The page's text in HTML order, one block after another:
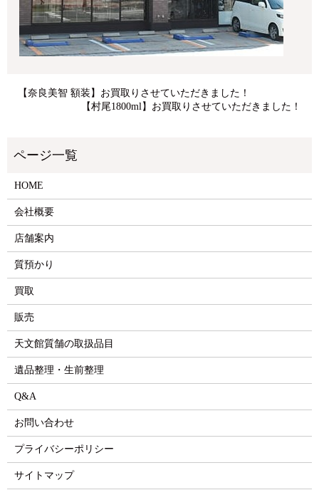
【奈良美智 額装】お買取りさせていただきました！
【村尾1800ml】お買取りさせていただきました！
HOME
会社概要
店舗案内
質預かり
買取
販売
天文館質舗の取扱品目
遺品整理・生前整理
Q&A
お問い合わせ
プライバシーポリシー
サイトマップ